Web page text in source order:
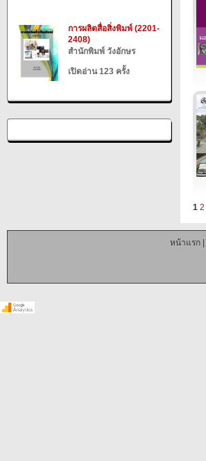
การผลิตสื่อสิ่งพิมพ์ (2201-
2408)
สำนักพิมพ์ วังอักษร
เปิดอ่าน 123 ครั้ง
1 2
หน้าแรก|